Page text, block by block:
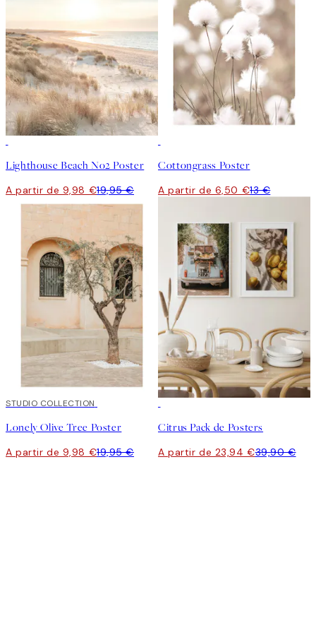
Lighthouse Beach No2 Poster
A partir de 9,98 €19,95 €
Cottongrass Poster
A partir de 6,50 €13 €
50%*
STUDIO COLLECTION
Lonely Olive Tree Poster
A partir de 9,98 €19,95 €
Citrus Pack de Posters
A partir de 23,94 €39,90 €